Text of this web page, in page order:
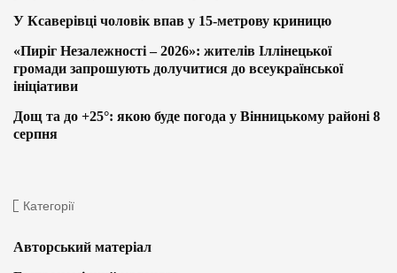
У Ксаверівці чоловік впав у 15-метрову криницю
«Пиріг Незалежності – 2026»: жителів Іллінецької
громади запрошують долучитися до всеукраїнської
ініціативи
Дощ та до +25°: якою буде погода у Вінницькому районі 8
серпня
Категорії
Авторський матеріал